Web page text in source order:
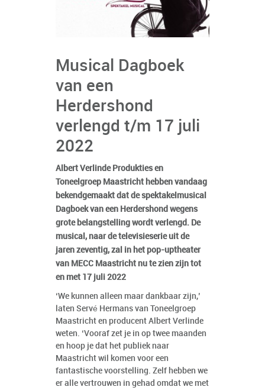
Musical Dagboek
van een
Herdershond
verlengd t/m 17 juli
2022
Albert Verlinde Produkties en
Toneelgroep Maastricht hebben vandaag
bekendgemaakt dat de spektakelmusical
Dagboek van een Herdershond wegens
grote belangstelling wordt verlengd. De
musical, naar de televisieserie uit de
jaren zeventig, zal in het pop-uptheater
van MECC Maastricht nu te zien zijn tot
en met 17 juli 2022
‘We kunnen alleen maar dankbaar zijn,’
laten Servé Hermans van Toneelgroep
Maastricht en producent Albert Verlinde
weten. ‘Vooraf zet je in op twee maanden
en hoop je dat het publiek naar
Maastricht wil komen voor een
fantastische voorstelling. Zelf hebben we
er alle vertrouwen in gehad omdat we met